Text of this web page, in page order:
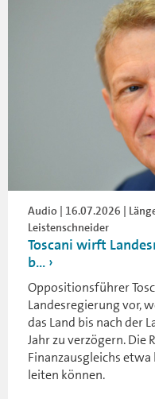
Audio | 16.07.2026 |
Leistenschneider
Toscani wirft
b...
Oppositionsführer
Landesregierung vor,
das Land bis nach der
Jahr zu verzögern. Die
Finanzausgleichs
leiten können.